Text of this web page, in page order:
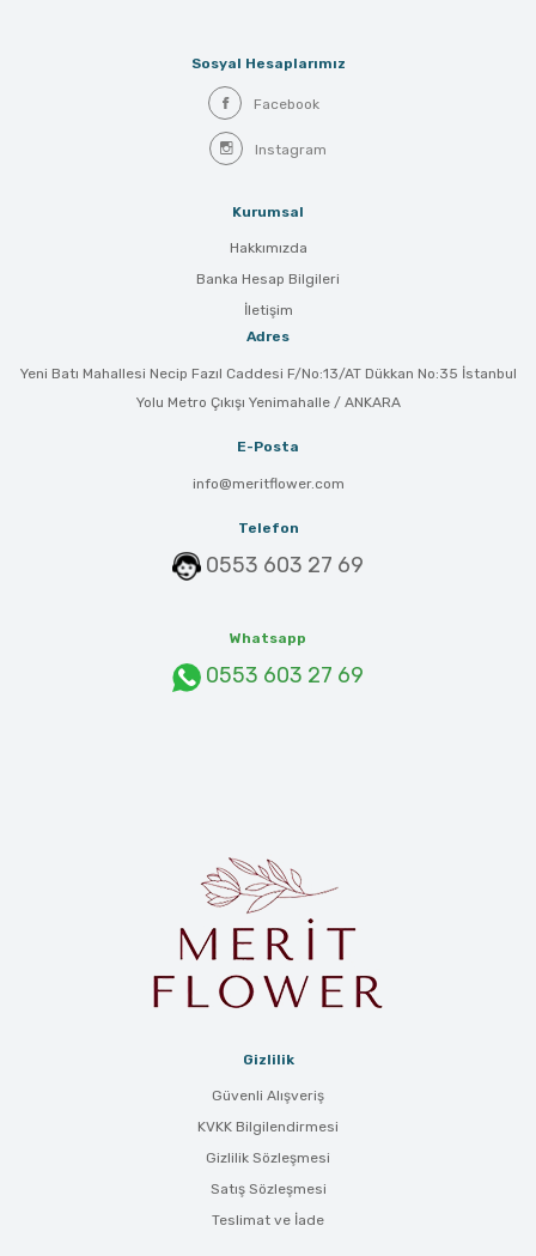
Sosyal Hesaplarımız
Facebook
Instagram
Kurumsal
Hakkımızda
Banka Hesap Bilgileri
İletişim
Adres
Yeni Batı Mahallesi Necip Fazıl Caddesi F/No:13/AT Dükkan No:35 İstanbul
Yolu Metro Çıkışı Yenimahalle / ANKARA
E-Posta
info@meritflower.com
Telefon
0553 603 27 69
Whatsapp
0553 603 27 69
Gizlilik
Güvenli Alışveriş
KVKK Bilgilendirmesi
Gizlilik Sözleşmesi
Satış Sözleşmesi
Teslimat ve İade